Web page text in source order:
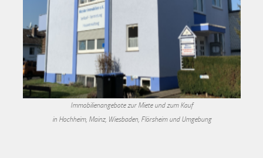
Immobilienangebote zur Miete und zum Kauf
in Hochheim, Mainz, Wiesbaden, Flörsheim und Umgebung